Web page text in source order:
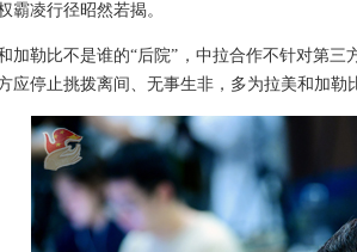
霸凌行径昭然若揭。
加勒比不是谁的“后院”，中拉合作不针对第
应停止挑拨离间、无事生非，多为拉美和加勒